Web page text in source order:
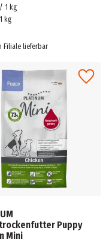
/ 1 kg
kg
Filiale lieferbar
Puppy
Mini